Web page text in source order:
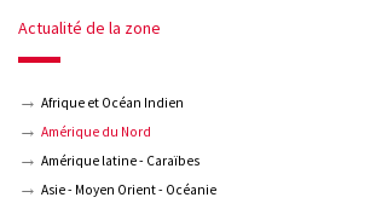
Actualité de la zone
Afrique et Océan Indien
Amérique du Nord
Amérique latine - Caraïbes
Asie - Moyen Orient - Océanie